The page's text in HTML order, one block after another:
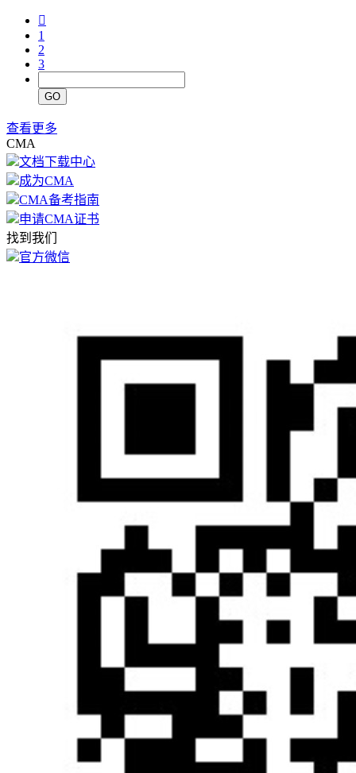

1
2
3
GO
查看更多
CMA
文档下载中心
成为CMA
CMA备考指南
申请CMA证书
找到我们
官方微信